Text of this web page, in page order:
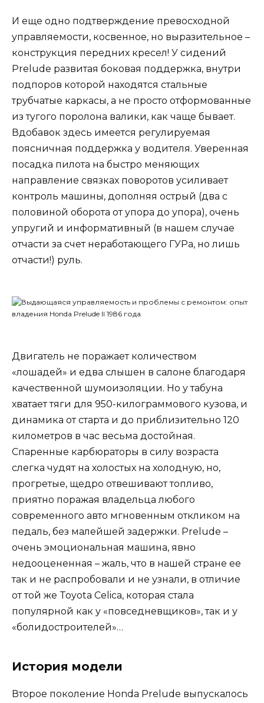
И еще одно подтверждение превосходной
управляемости, косвенное, но выразительное –
конструкция передних кресел! У сидений
Prelude развитая боковая поддержка, внутри
подпоров которой находятся стальные
трубчатые каркасы, а не просто отформованные
из тугого поролона валики, как чаще бывает.
Вдобавок здесь имеется регулируемая
поясничная поддержка у водителя. Уверенная
посадка пилота на быстро меняющих
направление связках поворотов усиливает
контроль машины, дополняя острый (два с
половиной оборота от упора до упора), очень
упругий и информативный (в нашем случае
отчасти за счет неработающего ГУРа, но лишь
отчасти!) руль.
Двигатель не поражает количеством
«лошадей» и едва слышен в салоне благодаря
качественной шумоизоляции. Но у табуна
хватает тяги для 950-килограммового кузова, и
динамика от старта и до приблизительно 120
километров в час весьма достойная.
Спаренные карбюраторы в силу возраста
слегка чудят на холостых на холодную, но,
прогретые, щедро отвешивают топливо,
приятно поражая владельца любого
современного авто мгновенным откликом на
педаль, без малейшей задержки. Prelude –
очень эмоциональная машина, явно
недооцененная – жаль, что в нашей стране ее
так и не распробовали и не узнали, в отличие
от той же Toyota Celica, которая стала
популярной как у «повседневщиков», так и у
«болидостроителей»…
История модели
Второе поколение Honda Prelude выпускалось